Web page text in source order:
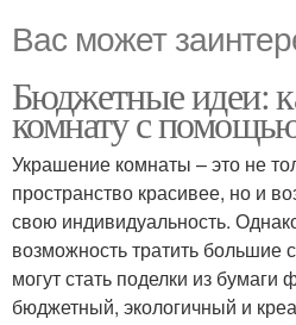
Вас может
Бюджетные идеи:
комнату с
Украшение комнаты – это не
пространство красивее, но и
свою индивидуальность.
возможность тратить
могут стать поделки из
бюджетный, экологичный и